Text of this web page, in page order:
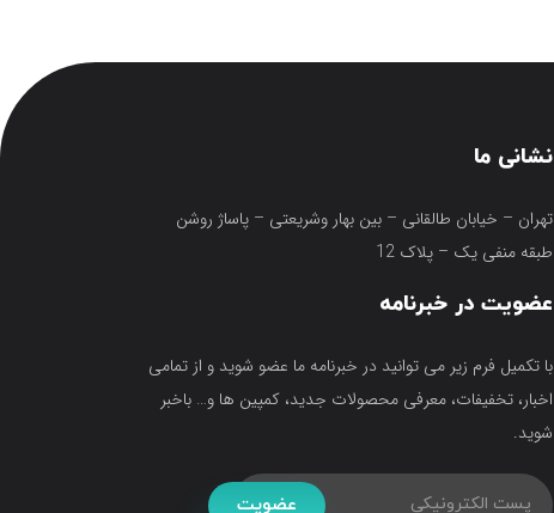
نشانی ما
تهران – خیابان طالقانی – بین بهار وشریعتی – پاساژ روشن
طبقه منفی یک – پلاک 12
عضویت در خبرنامه
با تکمیل فرم زیر می توانید در خبرنامه ما عضو شوید و از تمامی
اخبار، تخفیفات، معرفی محصولات جدید، کمپین ها و… باخبر
شوید.
عضویت